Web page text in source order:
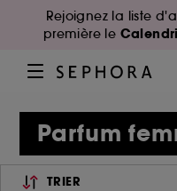
Rejoignez la liste
première le
Parfum
TRIER